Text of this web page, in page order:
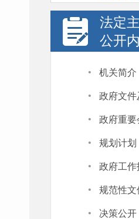
法定
公开
· 机关简介
· 政府文件
· 政府重要
· 规划计划
· 政府工作
· 规范性文
· 决策公开